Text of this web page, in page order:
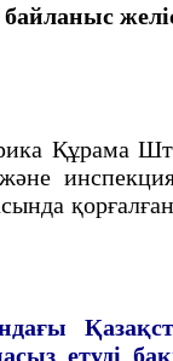
Құрама
етудi